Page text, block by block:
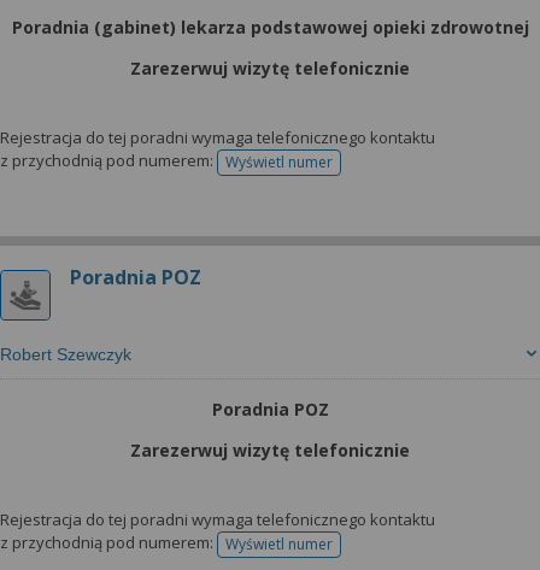
Poradnia (gabinet) lekarza podstawowej opieki zdrowotnej
Zarezerwuj wizytę telefonicznie
Rejestracja do tej poradni wymaga telefonicznego kontaktu
z przychodnią pod numerem:
Wyświetl numertelefonu do rejestracji
Poradnia POZ
Robert Szewczyk
Poradnia POZ
Zarezerwuj wizytę telefonicznie
Rejestracja do tej poradni wymaga telefonicznego kontaktu
z przychodnią pod numerem:
Wyświetl numertelefonu do rejestracji